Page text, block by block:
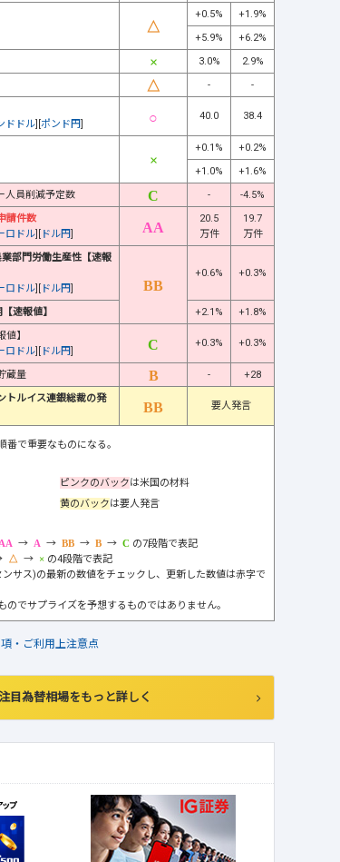
+0.5%
+1.9%
+5.9%
+6.2%
3.0%
2.9%
- -
ドドル][ポンド円]
40.0 38.4
+0.1%
+0.2%
+1.0%
+1.6%
人員削減予定数 - -4.5%
請件数
ロドル][ ドル円]
20.5
万件
19.7
万件
部門労働生産性【速報
ロドル][ ドル円]
+0.6% +0.3%
速報値】 +2.1% +1.8%
】
ロドル][ ドル円]
+0.3% +0.3%
蔵量 -
+28
トルイス連銀総裁の発
要人発言
番で重要なものになる。
ピンクのバックは米国の材料
黄のバックは要人発言
→ → → →
の7段階で表記
→
の4段階で表記
サス)の最新の数値をチェックし、更新した数値は赤字で
でサプライズを予想するものではありません。
・ご利用上注意点
目為替相場をもっと詳しく